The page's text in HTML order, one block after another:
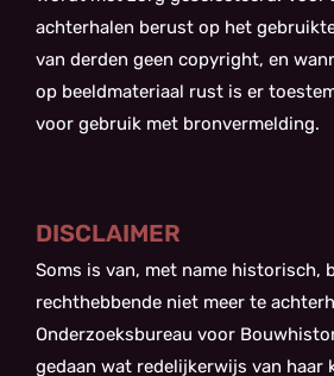
achterhalen berust op het
van derden geen copyright, en
op beeldmateriaal rust is er
voor gebruik met bronvermelding.
DISCLAIMER
Soms is van, met name historisch,
rechthebbende niet meer te
Onderzoeksbureau voor
gedaan wat redelijkerwijs van haar